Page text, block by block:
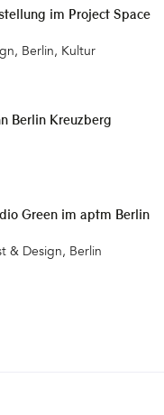
im Project Space
, Berlin, Kultur
Berlin Kreuzberg
Green im aptm Berlin
& Design, Berlin